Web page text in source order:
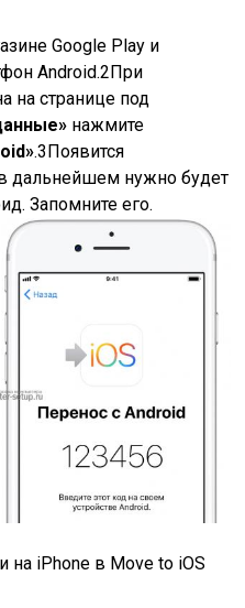
Google Play и
Android.2При
на странице под
нажмите
.3Появится
дальнейшем нужно будет
Запомните его.
на iPhone в Move to iOS